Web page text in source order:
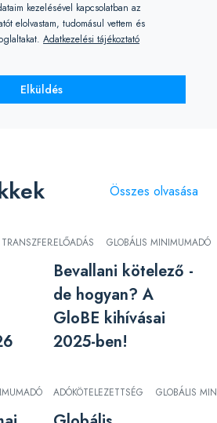
kezelésével kapcsolatban az
elolvastam, tudomásul vettem és
Adatkezelési tájékoztató
Elküldés
Összes olvasása
TRANSZFERÁRELŐADÁS GLOBÁLIS MINIMUMADÓ
Bevallani kötelező -
de hogyan? A
GloBE kihívásai
2025-ben!
HALASZTOTT ADÓ INGYENES
ADÓKÖTELEZETTSÉG GLOBÁLIS